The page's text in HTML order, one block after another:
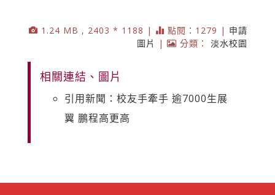
1.24 MB , 2403 * 1188 | 點閱：1279 | 申請
圖片
| 分類： 淡水校園
相關連結、圖片
引用新聞：校友手牽手 逾7000生展
翼 鵬程高更高